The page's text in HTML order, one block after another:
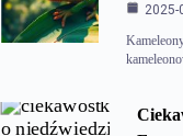
2025-